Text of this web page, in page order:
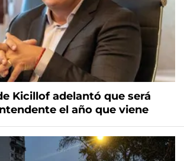
Kicillof adelantó que será
el año que viene